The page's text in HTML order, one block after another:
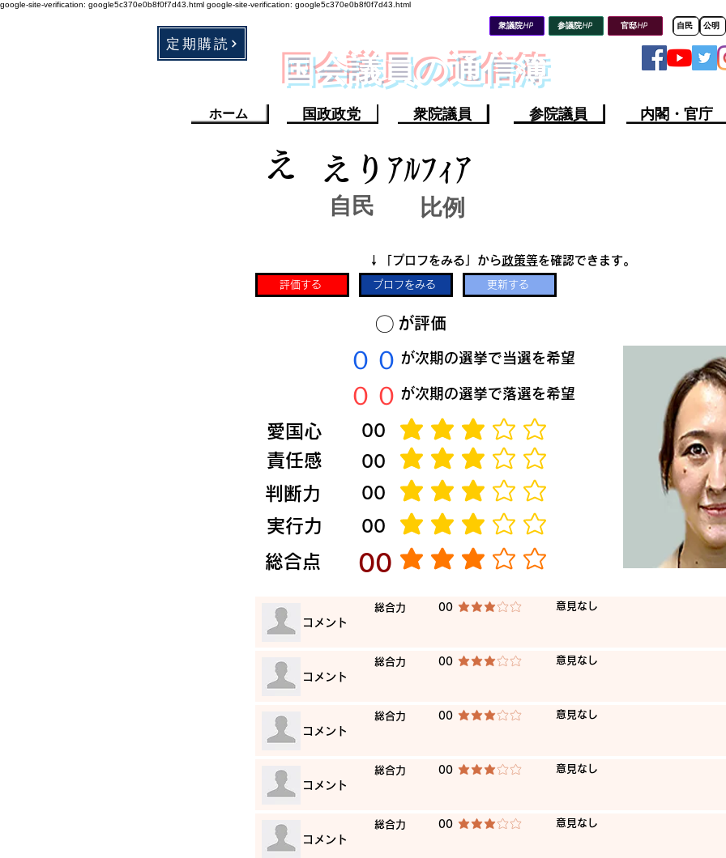
google-site-verification: google5c370e0b8f0f7d43.html google-site-verification: google5c370e0b8f0f7d43.html
定期購読
衆議院HP 参議院HP
​国会議員の通信簿
ホーム 国政政党 衆院議員 参院議員
官邸HP 自民 公明
内閣・官庁
え えりｱﾙﾌｨｱ
自民 比例
​↓「プロフをみる」から政策等を確認できます。
評価する プロフをみる 更新する
​〇​
​００
​００
​愛国心 ​00
​責任感
​判断力
​00
​00
​が評価
​が次期の選挙で当選を希望
​が次期の選挙で落選を希望
平均評価 3 /5
平均評価 3 /5
平均評価 3 /5
​実行力 ​00
​総合点 ​00
平均評価 3 /5
平均評価 3 /5
​総合力 00 平均評価 3 /5 ​意見なし
​コメント
​総合力 00 平均評価 3 /5 ​意見なし
​コメント
​総合力 00 平均評価 3 /5 ​意見なし
​コメント
​総合力 00 平均評価 3 /5 ​意見なし
​コメント
​総合力 00 平均評価 3 /5 ​意見なし
​コメント